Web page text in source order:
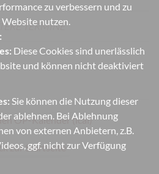
zu verbessern und zu
Website nutzen.
Diese Cookies sind unerlässlich
und können nicht deaktiviert
Sie können die Nutzung dieser
ablehnen. Bei Ablehnung
von externen Anbietern, z.B.
ggf. nicht zur Verfügung
TERMINE
OP-Kalender (ical)
zur Startseite